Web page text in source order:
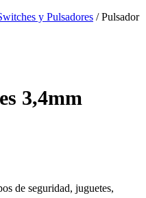
y Pulsadores / Pulsador
3,4mm
de seguridad, juguetes,